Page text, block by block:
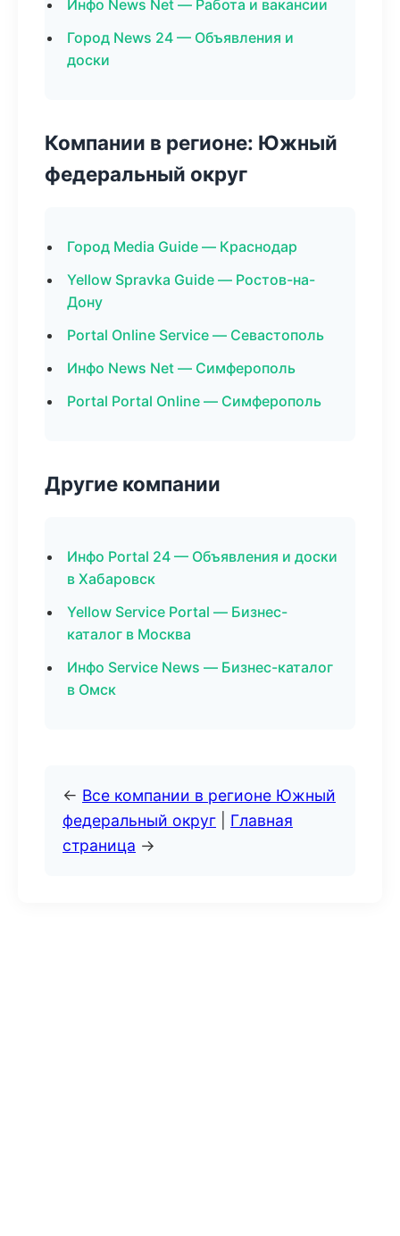
Инфо News Net — Работа и вакансии
Город News 24 — Объявления и
доски
Компании в регионе: Южный
федеральный округ
Город Media Guide — Краснодар
Yellow Spravka Guide — Ростов-на-
Дону
Portal Online Service — Севастополь
Инфо News Net — Симферополь
Portal Portal Online — Симферополь
Другие компании
Инфо Portal 24 — Объявления и доски
в Хабаровск
Yellow Service Portal — Бизнес-
каталог в Москва
Инфо Service News — Бизнес-каталог
в Омск
← Все компании в регионе Южный
федеральный округ
Главная
страница →